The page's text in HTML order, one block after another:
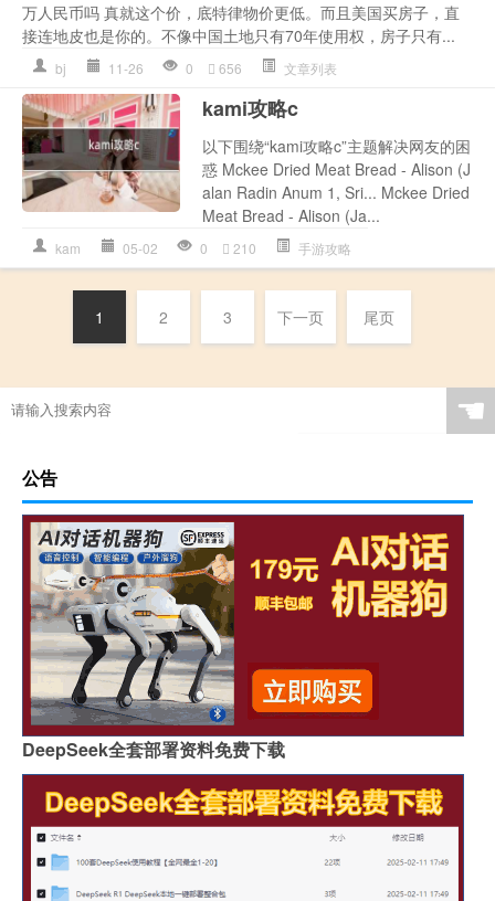
万人民币吗 真就这个价，底特律物价更低。而且美国买房子，直
接连地皮也是你的。不像中国土地只有70年使用权，房子只有...
bj 11-26 0 656 文章列表
kami攻略c
以下围绕“kami攻略c”主题解决网友的困
惑 Mckee Dried Meat Bread - Alison (J
alan Radin Anum 1, Sri... Mckee Dried
Meat Bread - Alison (Ja...
kam 05-02 0 210 手游攻略
1 2 3 下一页 尾页
☚
公告
DeepSeek全套部署资料免费下载